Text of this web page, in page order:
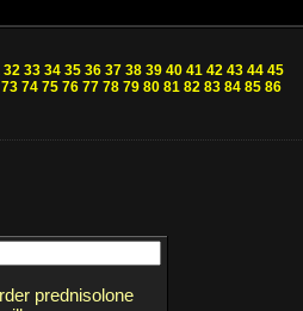
32 33 34 35 36 37 38 39 40 41 42 43 44 45
73 74 75 76 77 78 79 80 81 82 83 84 85 86
prednisolone